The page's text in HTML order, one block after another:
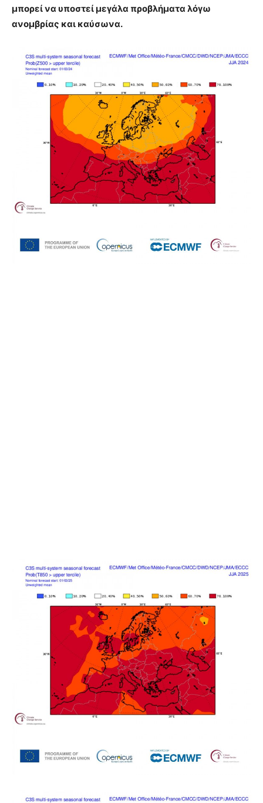
μπορεί να υποστεί μεγάλα προβλήματα λόγω
ανομβρίας και καύσωνα.